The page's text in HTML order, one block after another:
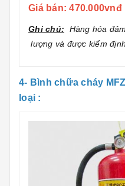
Giá bán: 470.000vnđ
Ghi chú:
Hàng hóa
lượng và được kiểm
4- Bình chữa cháy
loại :